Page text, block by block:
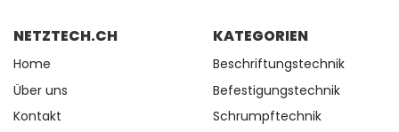
NETZTECH.CH
Home
Über uns
Kontakt
KATEGORIEN
Beschriftungstechnik
Befestigungstechnik
Schrumpftechnik